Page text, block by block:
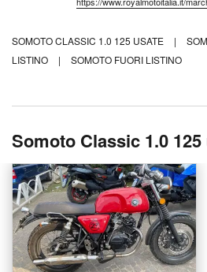
SOMOTO CLASSIC 1.0 125 USATE |
LISTINO
| SOMOTO FUORI LISTINO
Somoto Classic 1.0 125